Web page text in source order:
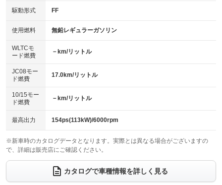
USB入力端子
：装備あり
100V電源
：装備なし
センターデフロック
：装備なし
電動格納ミラー
：装備あり
HID(キセノンライト)
バックカメラ
エアロ
：装備なし
ローダウン
：装備なし
ベンチシート
：装備なし
チップアップシート
：装備なし
電動格納サードシート
：装備なし シートヒーター
：装備なし
ウォークスルー
電動リアゲート フロントカメラ
：装備なし
駆動形式 FF
使用燃料 無鉛レギュラーガソリン
WLTCモ
ード燃費
－km/リットル
JC08モー
ド燃費
17.0km/リットル
10/15モー
ド燃費
－km/リットル
最高出力 154ps(113kW)/6000rpm
※新車時のカタログデータとなります。実際とは異なる場合がございますの
で、詳細は販売店にご確認ください。
カタログで車種情報を詳しく見る